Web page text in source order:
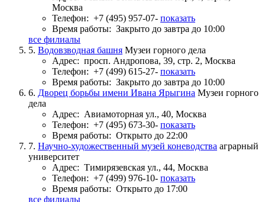
Москва
Телефон: +7 (495) 957-07- показать
Время работы: Закрыто до завтра до 10:00
все филиалы
5. Водовзводная башня Музеи горного дела
Адрес: просп. Андропова, 39, стр. 2, Москва
Телефон: +7 (499) 615-27- показать
Время работы: Закрыто до завтра до 10:00
6. Дворец борьбы имени Ивана Ярыгина Музеи горного
дела
Адрес: Авиамоторная ул., 40, Москва
Телефон: +7 (495) 673-30- показать
Время работы: Открыто до 22:00
7. Научно-художественный музей коневодства аграрный
университет
Адрес: Тимирязевская ул., 44, Москва
Телефон: +7 (499) 976-10- показать
Время работы: Открыто до 17:00
все филиалы